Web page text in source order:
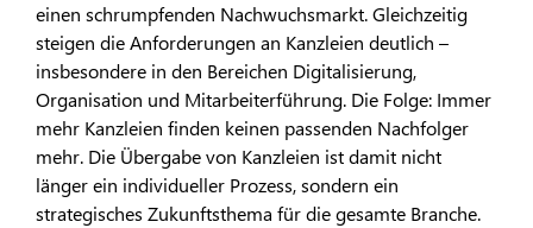
einen schrumpfenden Nachwuchsmarkt. Gleichzeitig
steigen die Anforderungen an Kanzleien deutlich –
insbesondere in den Bereichen Digitalisierung,
Organisation und Mitarbeiterführung. Die Folge: Immer
mehr Kanzleien finden keinen passenden Nachfolger
mehr. Die Übergabe von Kanzleien ist damit nicht
länger ein individueller Prozess, sondern ein
strategisches Zukunftsthema für die gesamte Branche.